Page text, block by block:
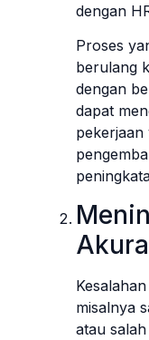
dengan
Proses
berulang
dengan
dapat
pekerjaan
misalnya
atau